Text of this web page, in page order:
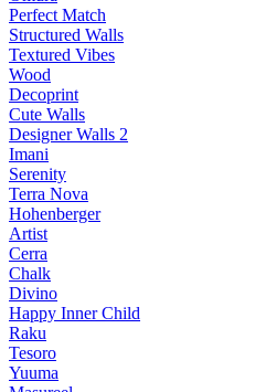
Perfect Match
Structured Walls
Textured Vibes
Wood
Decoprint
Cute Walls
Designer Walls 2
Imani
Serenity
Terra Nova
Hohenberger
Artist
Cerra
Chalk
Divino
Happy Inner Child
Raku
Tesoro
Yuuma